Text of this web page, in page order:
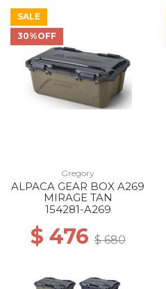
SALE
30%OFF
Gregory
ALPACA GEAR BOX A269
MIRAGE TAN
154281-A269
$ 476$ 680